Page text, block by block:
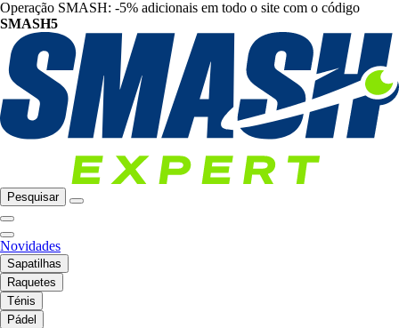
Operação SMASH: -5% adicionais em todo o site com o código
SMASH5
Pesquisar
Novidades
Sapatilhas
Raquetes
Ténis
Pádel